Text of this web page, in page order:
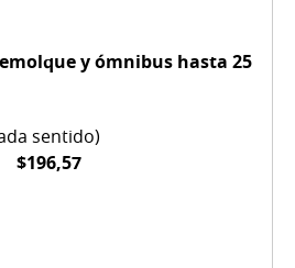
y ómnibus hasta 25
$196,57